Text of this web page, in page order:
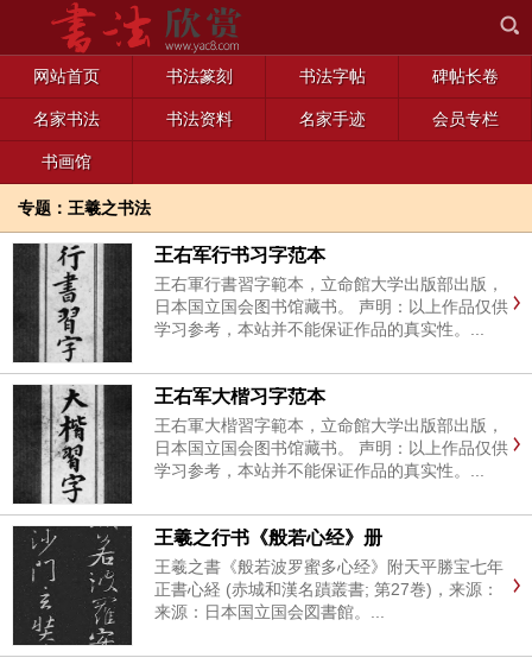
网站首页 书法篆刻 书法字帖 碑帖长卷
名家书法 书法资料 名家手迹 会员专栏
书画馆
专题：王羲之书法
王右军行书习字范本
王右軍行書習字範本，立命館大学出版部出版，
日本国立国会图书馆藏书。 声明：以上作品仅供
学习参考，本站并不能保证作品的真实性。...
王右军大楷习字范本
王右軍大楷習字範本，立命館大学出版部出版，
日本国立国会图书馆藏书。 声明：以上作品仅供
学习参考，本站并不能保证作品的真实性。...
王羲之行书《般若心经》册
王羲之書《般若波罗蜜多心经》附天平勝宝七年
正書心経 (赤城和漢名蹟叢書; 第27巻)，来源：
来源：日本国立国会図書館。...